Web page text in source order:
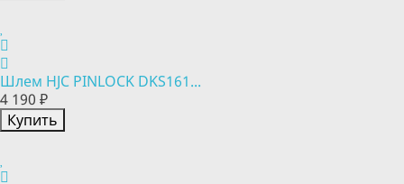
Шлем HJC PINLOCK DKS161...
4 190 ₽
Купить